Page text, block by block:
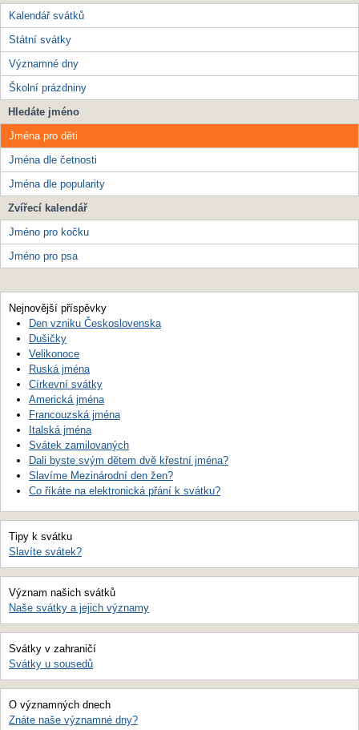
Kalendář svátků
Státní svátky
Významné dny
Školní prázdniny
Hledáte jméno
Jména pro děti
Jména dle četnosti
Jména dle popularity
Zvířecí kalendář
Jméno pro kočku
Jméno pro psa
Nejnovější příspěvky
Den vzniku Československa
Dušičky
Velikonoce
Ruská jména
Církevní svátky
Americká jména
Francouzská jména
Italská jména
Svátek zamilovaných
Dali byste svým dětem dvě křestní jména?
Slavíme Mezinárodní den žen?
Co říkáte na elektronická přání k svátku?
Tipy k svátku
Slavíte svátek?
Význam našich svátků
Naše svátky a jejich významy
Svátky v zahraničí
Svátky u sousedů
O významných dnech
Znáte naše významné dny?